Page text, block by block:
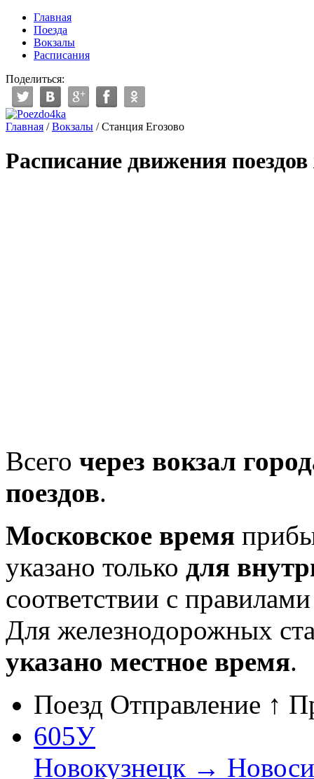
Главная
Поезда
Вокзалы
Расписания
Поделиться:
Главная /Вокзалы /Станция Егозово
Расписание движения
Всего через вокзал
поездов.
Московское время
указано только для
соответствии с
Для железнодорожных
указано местное время.
Поезд Отправление ↑
605У
Новокузнецк →